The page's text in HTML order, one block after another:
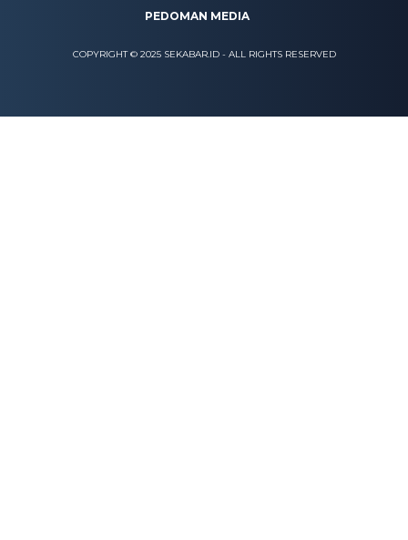
PEDOMAN MEDIA
COPYRIGHT © 2025 SEKABAR.ID - ALL RIGHTS RESERVED